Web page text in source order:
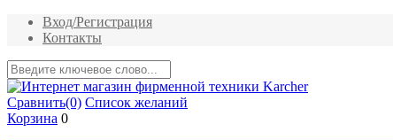
Вход/Регистрация
Контакты
Сравнить(0) Список желаний
Корзина 0